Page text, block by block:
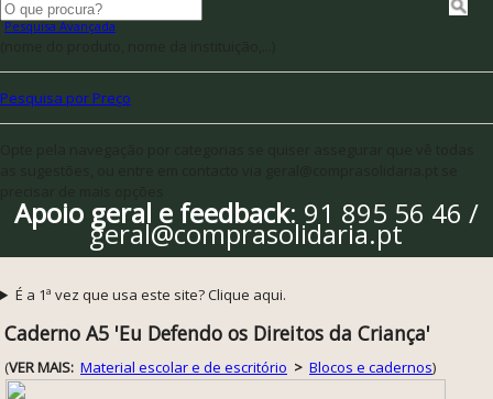
Pesquisa Avançada
Pesquisa por Preço
Apoio geral e feedback: 91 895 56 46 /
geral@comprasolidaria.pt
É a 1ª vez que usa este site? Clique aqui.
Caderno A5 'Eu Defendo os Direitos da Criança'
(VER MAIS: Material escolar e de escritório > Blocos e cadernos)